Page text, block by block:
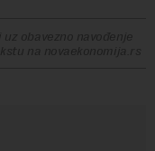
obavezno navođenje
na novaekonomija.rs